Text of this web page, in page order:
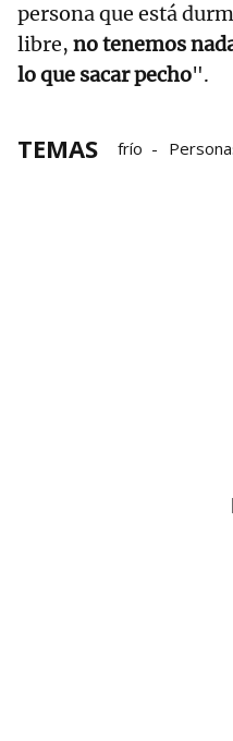
persona que está
libre, no tenemos
lo que sacar pecho".
TEMAS frío